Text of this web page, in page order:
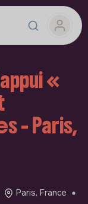
«
- Paris,
Paris, France